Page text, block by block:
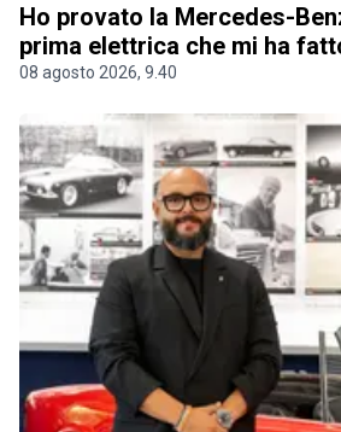
Ho provato la Mercedes-
prima elettrica che mi ha
08 agosto 2026, 9.40